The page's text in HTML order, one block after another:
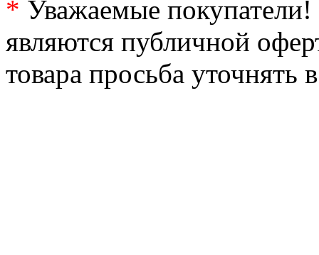
* Уважаемые
являются публичной
товара просьба уточнять